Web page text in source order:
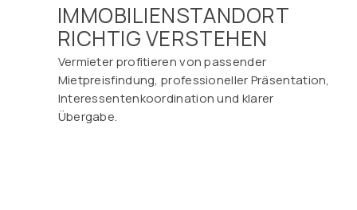
IMMOBILIENSTANDORT
RICHTIG VERSTEHEN
Vermieter profitieren von passender
Mietpreisfindung, professioneller Präsentation,
Interessentenkoordination und klarer
Übergabe.